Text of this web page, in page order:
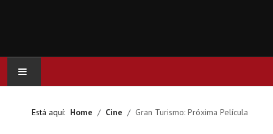
Está aquí: Home Cine Gran Turismo: Próxima Película